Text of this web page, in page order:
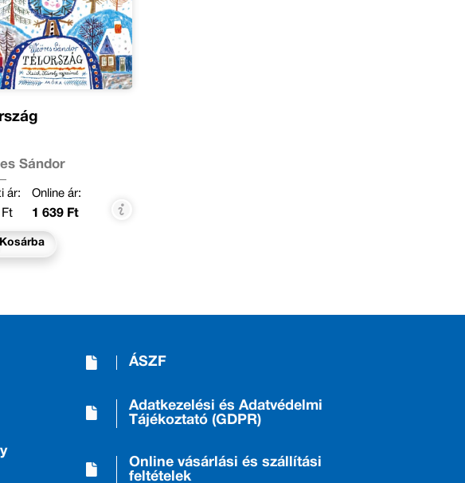
Sándor
ár:
Ft
Online ár:
1 639 Ft
Kosárba
ÁSZF
Adatkezelési és Adatvédelmi
Tájékoztató (GDPR)
Online vásárlási és szállítási
feltételek